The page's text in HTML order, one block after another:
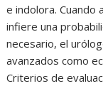
e indolora. Cuando
infiere una
necesario, el
avanzados como
Criterios de